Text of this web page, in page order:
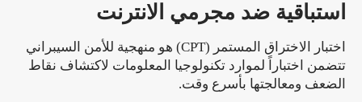
استباقية ضد مجرمي الانترنت
اختبار الاختراق المستمر (CPT) هو منهجية للأمن السيبراني
تتضمن اختباراً لموارد تكنولوجيا المعلومات لاكتشاف نقاط
الضعف ومعالجتها بأسرع وقت.